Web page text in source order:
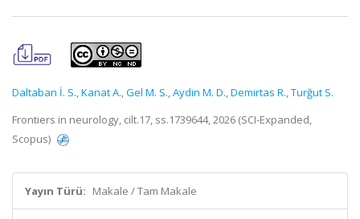
Daltaban İ. S.,Kanat A.,Gel M. S.,Aydin M. D.,Demirtas R.,Turğut S.
Frontiers in neurology, cilt.17, ss.1739644, 2026 (SCI-Expanded,
Scopus)
Yayın Türü: Makale / Tam Makale